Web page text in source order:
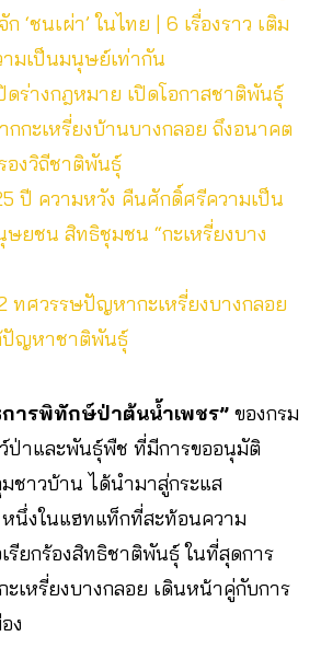
ก ‘ชนเผ่า’ ในไทย | 6 เรื่องราว เติม
มเป็นมนุษย์เท่ากัน
ดร่างกฎหมาย เปิดโอกาสชาติพันธุ์
กกะเหรี่ยงบ้านบางกลอย ถึงอนาคต
งวิถีชาติพันธุ์
ปี ความหวัง คืนศักดิ์ศรีความเป็น
ยชน สิทธิชุมชน “กะเหรี่ยงบาง
ทศวรรษปัญหากะเหรี่ยงบางกลอย
ปัญหาชาติพันธุ์
ารพิทักษ์ป่าต้นน้ำเพชร” ของกรม
ป่าและพันธุ์พืช ที่มีการขออนุมัติ
ชาวบ้าน ได้นำมาสู่กระแส
หนึ่งในแฮทแท็กที่สะท้อนความ
รียกร้องสิทธิชาติพันธุ์ ในที่สุดการ
ะเหรี่ยงบางกลอย เดินหน้าคู่กับการ
ง